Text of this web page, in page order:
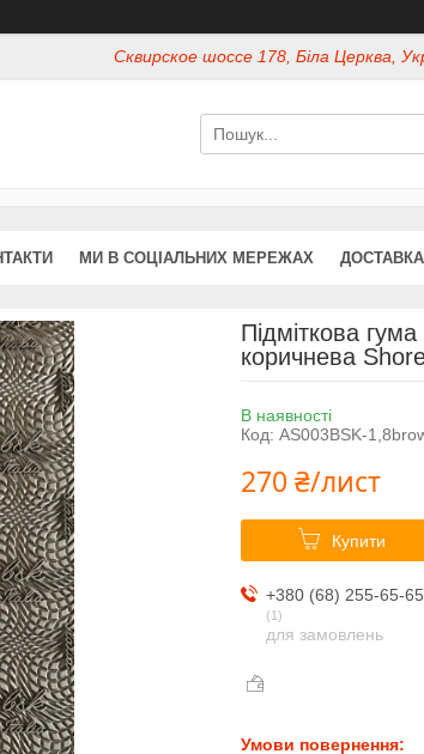
Сквирское шоссе 178, Біла Церква,
МИ В СОЦІАЛЬНИХ МЕРЕЖАХ
Підміткова
коричнева
В наявності
Код: AS003BSK-
270 ₴/лист
Купити
+380 (68) 255-65-65
1
для замовлень